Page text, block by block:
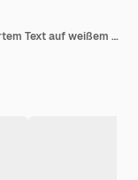
PNG Bevölkerungstag Planet mit isoliertem Text auf weißem Hintergrund